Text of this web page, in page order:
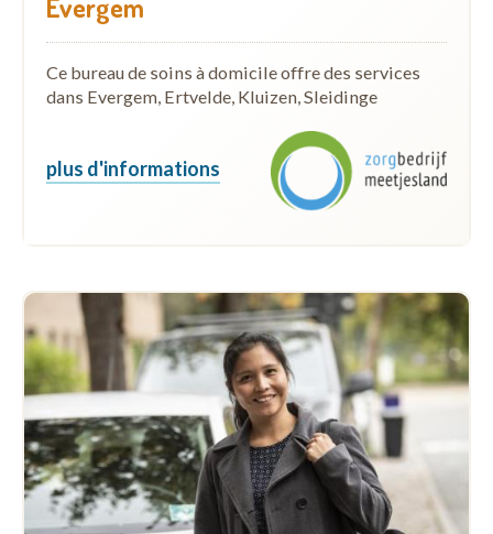
Evergem
Ce bureau de soins à domicile offre des services
dans Evergem, Ertvelde, Kluizen, Sleidinge
plus d'informations